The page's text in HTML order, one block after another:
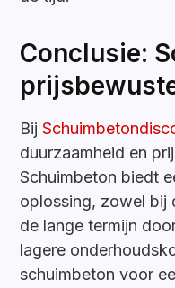
Conclusie:
Bij
duurzaamheid en
Schuimbeton biedt
oplossing, zowel bij
de lange termijn
lagere
schuimbeton voor